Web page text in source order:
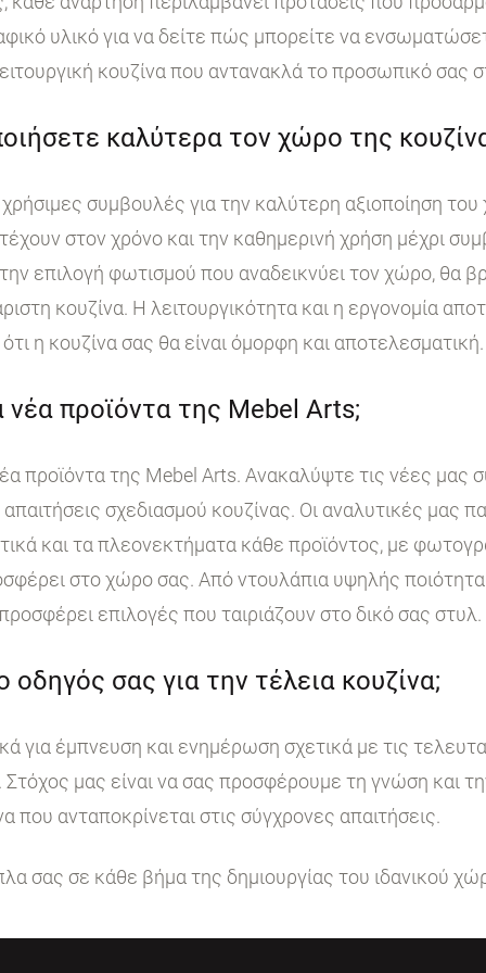
υλικό για να δείτε πώς μπορείτε να
κουζίνα που αντανακλά το προσωπικό σας
καλύτερα τον χώρο της
συμβουλές για την καλύτερη αξιοποίηση
στον χρόνο και την καθημερινή χρήση μέχρι
επιλογή φωτισμού που αναδεικνύει τον χώρο, θα
κουζίνα. Η λειτουργικότητα και η εργονομία
η κουζίνα σας θα είναι όμορφη και αποτελεσματική.
νέα προϊόντα της Mebel Arts;
προϊόντα της Mebel Arts. Ανακαλύψτε τις νέες μας
σχεδιασμού κουζίνας. Οι αναλυτικές μας
και τα πλεονεκτήματα κάθε προϊόντος, με
στο χώρο σας. Από ντουλάπια υψηλής
επιλογές που ταιριάζουν στο δικό σας στυλ.
οδηγός σας για την τέλεια κουζίνα;
για έμπνευση και ενημέρωση σχετικά με τις
μας είναι να σας προσφέρουμε τη γνώση και
που ανταποκρίνεται στις σύγχρονες απαιτήσεις.
σας σε κάθε βήμα της δημιουργίας του ιδανικού